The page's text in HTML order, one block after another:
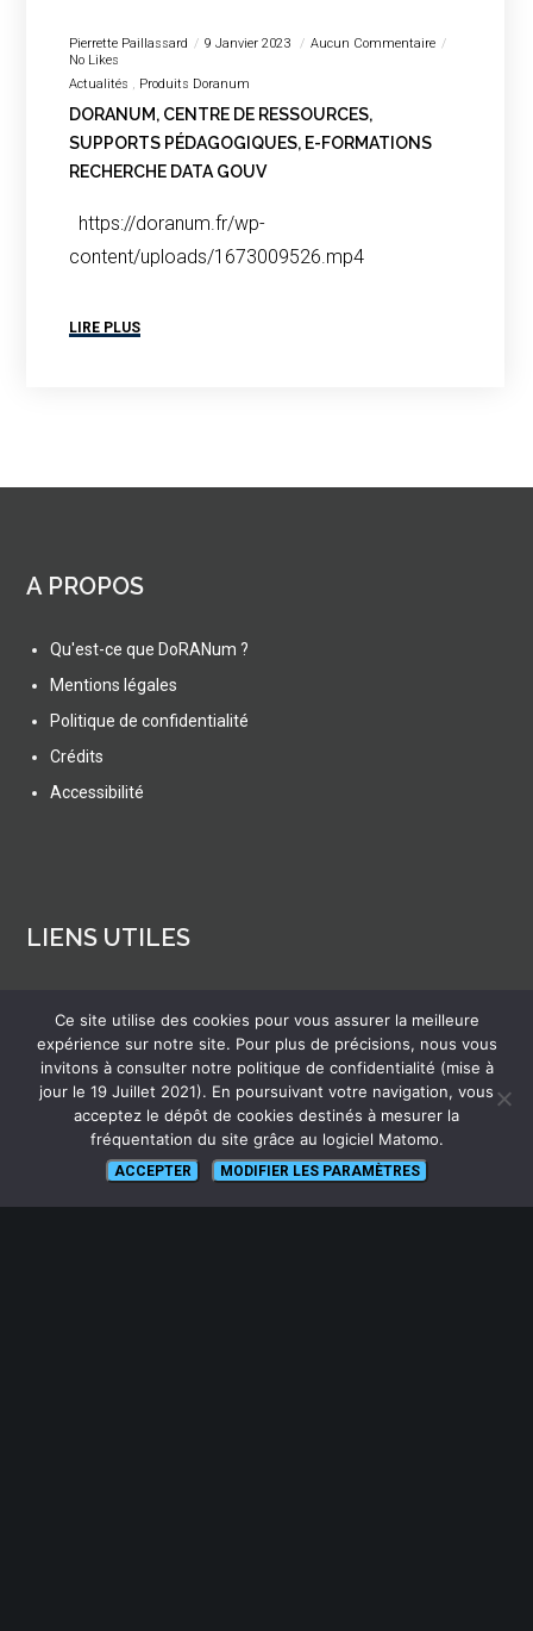
Pierrette Paillassard 9 Janvier 2023
Aucun Commentaire
No Likes
Actualités
Produits Doranum
DORANUM, CENTRE DE RESSOURCES,
SUPPORTS PÉDAGOGIQUES, E-FORMATIONS
RECHERCHE DATA GOUV
https://doranum.fr/wp-
content/uploads/1673009526.mp4
LIRE PLUS
A PROPOS
Qu'est-ce que DoRANum ?
Mentions légales
Politique de confidentialité
Crédits
Accessibilité
LIENS UTILES
Ressources
FAQ
Glossaire
Plan du site
Ce site utilise des cookies pour vous assurer la meilleure
expérience sur notre site. Pour plus de précisions, nous vous
invitons à consulter notre politique de confidentialité (mise à
jour le 19 Juillet 2021). En poursuivant votre navigation, vous
acceptez le dépôt de cookies destinés à mesurer la
fréquentation du site grâce au logiciel Matomo.
ACCEPTER MODIFIER LES PARAMÈTRES